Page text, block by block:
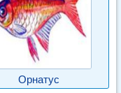
Орнатус